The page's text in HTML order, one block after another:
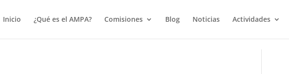
Inicio
¿Qué es el AMPA? Comisiones Blog Noticias Actividades